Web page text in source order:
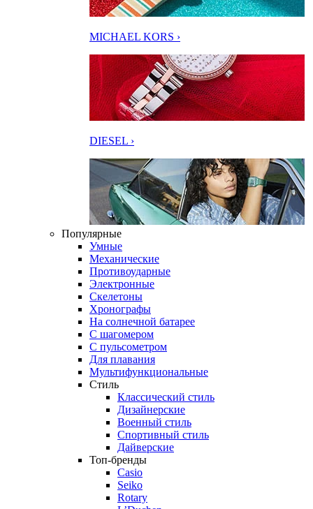
MICHAEL KORS ›
DIESEL ›
Популярные
Умные
Механические
Противоударные
Электронные
Скелетоны
Хронографы
На солнечной батарее
С шагомером
С пульсометром
Для плавания
Мультифункциональные
Стиль
Классический стиль
Дизайнерские
Военный стиль
Спортивный стиль
Дайверские
Топ-бренды
Casio
Seiko
Rotary